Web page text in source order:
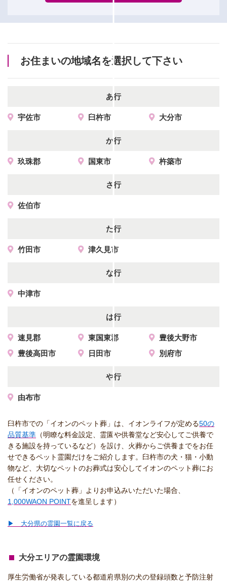
お住まいの地域名を選択して下さい
あ行
宇佐市 臼杵市 大分市
か行
玖珠郡 国東市 杵築市
さ行
佐伯市
た行
竹田市 津久見市
な行
中津市
は行
速見郡 東国東郡
豊後大野市
豊後高田市
日田市 別府市
や行
由布市
臼杵市での「イオンのペット葬」は、イオンライフが定める50の
品質基準 （明瞭な料金設定、霊園や供養堂など安心してご供養で
きる施設を持っているなど）を設け、火葬からご供養までをお任
せできるペット霊園だけをご紹介します。臼杵市の犬・猫・小動
物など、大切なペットのお葬式は安心してイオンのペット葬にお
任せください。
（「イオンのペット葬」よりお申込みいただいた場合、
1,000WAON POINTを進呈します）
▶ 大分県の霊園一覧に戻る
大分エリアの霊園環境
厚生労働省が発表している都道府県別の犬の登録頭数と予防注射